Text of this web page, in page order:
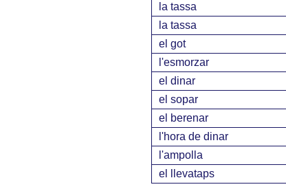
la tassa
la tassa
el got
l'esmorzar
el dinar
el sopar
el berenar
l'hora de dinar
l'ampolla
el llevataps